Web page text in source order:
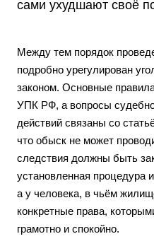
сами ухудшают своё
Между тем порядок
подробно урегулирован
законом. Основные
УПК РФ, а вопросы
действий связаны со
что обыск не может
следствия должны быть
установленная процедура
а у человека, в чьём
конкретные права,
грамотно и спокойно.